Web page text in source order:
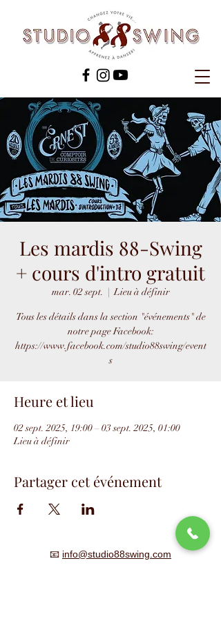
Les mardis 88-Swing
+ cours d'intro gratuit
mar. 02 sept.
  |
Lieu à définir
Tous les détails dans la section "événements" de
notre page Facebook:
https://www.facebook.com/studio88swing/event
s
Heure et lieu
02 sept. 2025, 19:00 – 03 sept. 2025, 01:00
Lieu à définir
Partager cet événement
📧 info@studio88swing.com